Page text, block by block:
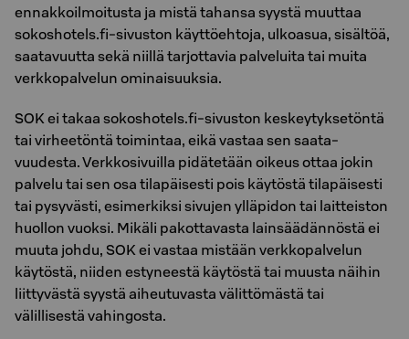
ennakkoilmoitusta ja mistä tahansa syystä muuttaa
sokoshotels.fi-sivuston käyttöehtoja, ulkoasua, sisältöä,
saatavuutta sekä niillä tarjottavia palveluita tai muita
verkkopalvelun ominaisuuksia.
SOK ei takaa sokoshotels.fi-sivuston keskeytyksetöntä
tai virheetöntä toimintaa, eikä vastaa sen saata-
vuudesta. Verkkosivuilla pidätetään oikeus ottaa jokin
palvelu tai sen osa tilapäisesti pois käytöstä tilapäisesti
tai pysyvästi, esimerkiksi sivujen ylläpidon tai laitteiston
huollon vuoksi. Mikäli pakottavasta lainsäädännöstä ei
muuta johdu, SOK ei vastaa mistään verkkopalvelun
käytöstä, niiden estyneestä käytöstä tai muusta näihin
liittyvästä syystä aiheutuvasta välittömästä tai
välillisestä vahingosta.